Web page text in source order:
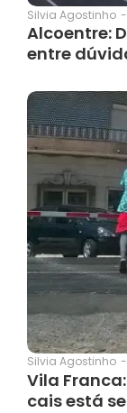
Silvia Agostinho -
Alcoentre:
entre
Silvia Agostinho -
Vila
cais está